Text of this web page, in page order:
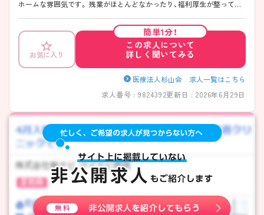
ホームな雰囲気です。 残業がほとんどなかったり、福利厚生が整ってま
「上社駅」から徒歩9分と好立地ですが、マイカー通勤も可能です！ 興味の
ある方は是非ご応募ください。
お気に入り
簡単1分！
この求人について
詳しく聞いてみる
医療法人杉山会 求人一覧はこちら
求人番号 : 9824392更新日 : 2026年6月29日